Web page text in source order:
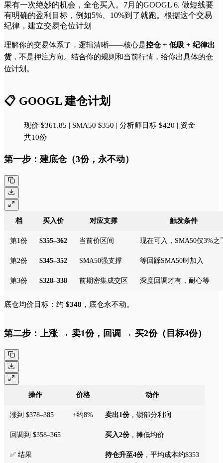
果有一次绝妙的机会，全仓买入。7月的GOOGL 6. 做短线要
有明确的盈利目标，例如5%、10%到了就跑。根据这个交易
纪律，建立交易仓位计划
理解你的交易体系了，逻辑清晰——核心是控仓 + 低吸 + 纪律出
货，不是押注方向。结合你的规则和当前行情，给你出具体的仓
位计划。
📋 GOOGL 建仓计划
现价 $361.85 | SMA50 $350 | 分析师目标 $420 | 资金
共10份
第一步：建底仓（3份，永不动）
档 买入价 对应支撑 触发条件
第1份 $355–362 当前价区间 现在可入，SMA50仅3%之
第2份 $345–352 SMA50强支撑 等回踩SMA50时加入
第3份 $328–338 前期密集成交区 深度回调才有，耐心等
底仓均价目标：约 $348 ，底仓永不动。
第二步：上涨 → 卖1份，回调 → 买2份（目标4份）
操作 价格 动作
涨到 $378–385 +约8% 卖出1份，锁部分利润
回调到 $358–365 买入2份，摊低均价
✅ 结果 持仓升至4份，平均成本约$353